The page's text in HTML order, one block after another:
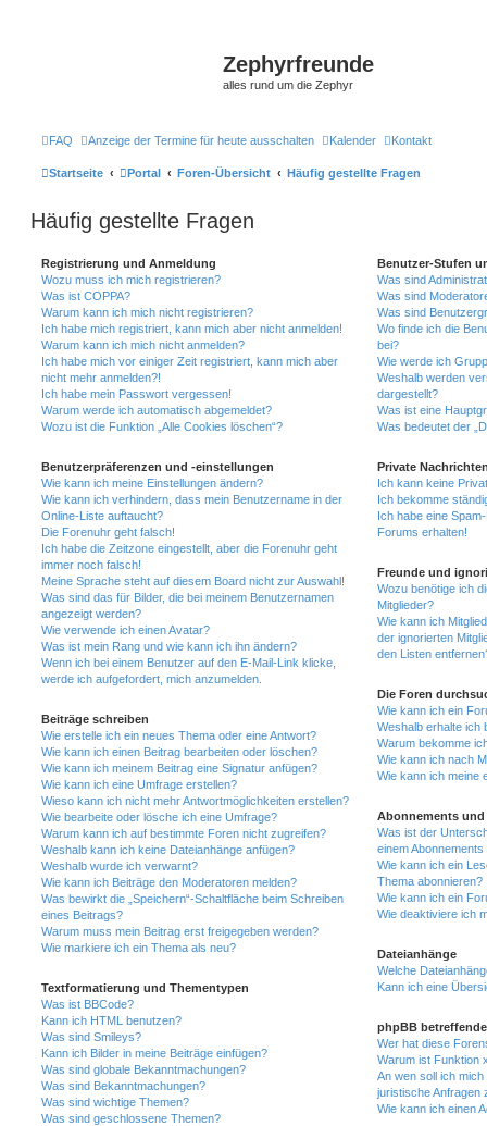
Zephyrfreunde
alles rund um die Zephyr
FAQ Anzeige der Termine für heute ausschalten Kalender Kontakt
Startseite Portal Foren-Übersicht Häufig gestellte Fragen
Häufig gestellte Fragen
Registrierung und Anmeldung
Wozu muss ich mich registrieren?
Was ist COPPA?
Warum kann ich mich nicht registrieren?
Ich habe mich registriert, kann mich aber nicht anmelden!
Warum kann ich mich nicht anmelden?
Ich habe mich vor einiger Zeit registriert, kann mich aber
nicht mehr anmelden?!
Ich habe mein Passwort vergessen!
Warum werde ich automatisch abgemeldet?
Wozu ist die Funktion „Alle Cookies löschen“?
Benutzerpräferenzen und -einstellungen
Wie kann ich meine Einstellungen ändern?
Wie kann ich verhindern, dass mein Benutzername in der
Online-Liste auftaucht?
Die Forenuhr geht falsch!
Ich habe die Zeitzone eingestellt, aber die Forenuhr geht
immer noch falsch!
Meine Sprache steht auf diesem Board nicht zur Auswahl!
Was sind das für Bilder, die bei meinem Benutzernamen
angezeigt werden?
Wie verwende ich einen Avatar?
Was ist mein Rang und wie kann ich ihn ändern?
Wenn ich bei einem Benutzer auf den E-Mail-Link klicke,
werde ich aufgefordert, mich anzumelden.
Beiträge schreiben
Wie erstelle ich ein neues Thema oder eine Antwort?
Wie kann ich einen Beitrag bearbeiten oder löschen?
Wie kann ich meinem Beitrag eine Signatur anfügen?
Wie kann ich eine Umfrage erstellen?
Wieso kann ich nicht mehr Antwortmöglichkeiten erstellen?
Wie bearbeite oder lösche ich eine Umfrage?
Warum kann ich auf bestimmte Foren nicht zugreifen?
Weshalb kann ich keine Dateianhänge anfügen?
Weshalb wurde ich verwarnt?
Wie kann ich Beiträge den Moderatoren melden?
Was bewirkt die „Speichern“-Schaltfläche beim Schreiben
eines Beitrags?
Warum muss mein Beitrag erst freigegeben werden?
Wie markiere ich ein Thema als neu?
Textformatierung und Thementypen
Was ist BBCode?
Kann ich HTML benutzen?
Was sind Smileys?
Kann ich Bilder in meine Beiträge einfügen?
Was sind globale Bekanntmachungen?
Was sind Bekanntmachungen?
Was sind wichtige Themen?
Was sind geschlossene Themen?
Benutzer-Stufen
Was sind
Was sind
Was sind
Wo finde ich die
bei?
Wie werde ich
Weshalb werden
dargestellt?
Was ist eine
Was bedeutet der
Private
Ich kann keine
Ich bekomme
Ich habe eine
Forums erhalten!
Freunde und
Wozu benötige ich
Mitglieder?
Wie kann ich
der ignorierten
den Listen
Die Foren
Wie kann ich ein
Weshalb erhalte ich
Warum bekomme
Wie kann ich nach
Wie kann ich meine
Abonnements und
Was ist der
einem
Wie kann ich ein
Thema abonnieren?
Wie kann ich ein
Wie deaktiviere ich
Dateianhänge
Welche
Kann ich eine
phpBB
Wer hat diese
Warum ist Funktion
An wen soll ich
juristische Anfragen
Wie kann ich einen